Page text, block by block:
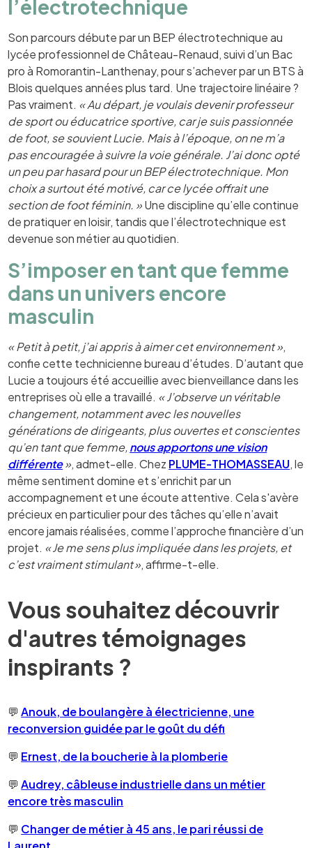
l’électrotechnique
Son parcours débute par un BEP électrotechnique au
lycée professionnel de Château-Renaud, suivi d’un Bac
pro à Romorantin-Lanthenay, pour s’achever par un BTS à
Blois quelques années plus tard. Une trajectoire linéaire ?
Pas vraiment. « Au départ, je voulais devenir professeur
de sport ou éducatrice sportive, car je suis passionnée
de foot, se souvient Lucie. Mais à l’époque, on ne m’a
pas encouragée à suivre la voie générale. J’ai donc opté
un peu par hasard pour un BEP électrotechnique. Mon
choix a surtout été motivé, car ce lycée offrait une
section de foot féminin. »Une discipline qu’elle continue
de pratiquer en loisir, tandis que l’électrotechnique est
devenue son métier au quotidien.
S’imposer en tant que femme
dans un univers encore
masculin
« Petit à petit, j’ai appris à aimer cet environnement »,
confie cette technicienne bureau d’études. D’autant que
Lucie a toujours été accueillie avec bienveillance dans les
entreprises où elle a travaillé. « J’observe un véritable
changement, notamment avec les nouvelles
générations de dirigeants, plus ouvertes et conscientes
qu’en tant que femme,nous apportons une vision
différente», admet-elle. Chez PLUME-THOMASSEAU, le
même sentiment domine et s’enrichit par un
accompagnement et une écoute attentive. Cela s'avère
précieux en particulier pour des tâches qu’elle n’avait
encore jamais réalisées, comme l’approche financière d’un
projet. « Je me sens plus impliquée dans les projets, et
c’est vraiment stimulant », affirme-t-elle.
Vous souhaitez découvrir
d'autres témoignages
inspirants ?
💬Anouk, de boulangère à électricienne, une
reconversion guidée par le goût du défi
💬 Ernest, de la boucherie à la plomberie
💬Audrey, câbleuse industrielle dans un métier
encore très masculin
💬 Changer de métier à 45 ans, le pari réussi de